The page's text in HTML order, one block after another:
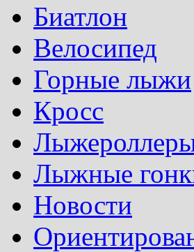
Биатлон
Велосипед
Горные лыжи
Кросс
Лыжные
Новости